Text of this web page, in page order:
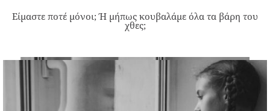
Είμαστε ποτέ μόνοι; Ή μήπως κουβαλάμε όλα τα βάρη του
χθες;